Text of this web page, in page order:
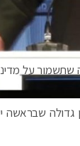
על
שבראשה